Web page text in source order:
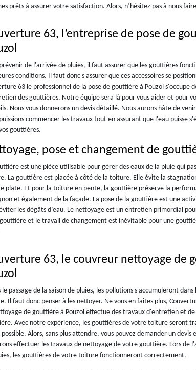
prêts à assurer votre satisfaction. Alors, n’hésitez pas à nous
63, l’entreprise de pose de
de l'arrivée de pluies, il faut assurer que les gouttières
conditions. Il faut donc s'assurer que ces accessoires se
63 le professionnel de la pose de gouttière à Pouzol s'occupe
des gouttières. Notre équipe sera là pour vous aider et pour
Nous vous donnerons un devis détaillé. Nous aurons hâte de
commencer les travaux tout en assurant que l'eau puisse
gouttières.
pose et changement de
est une pièce utilisable pour gérer des eaux de la pluie qui
La gouttière est placée à côté de la toiture. Elle évite la
plate. Et pour la toiture en pente, la gouttière préserve la
et également de la façade. La pose de la gouttière est une
les dégâts d’eau. Le nettoyage est un entretien primordial
et le travail de changement est inévitable pour une
63, le couvreur nettoyage de
le passage de la saison de pluies, les pollutions s'accumuleront
Il faut donc penser à les nettoyer. Ne vous en faites plus,
de gouttière à Pouzol effectue des travaux d'entretien et
Avec notre expérience, les gouttières de votre toiture seront
Alors, sans plus attendre, vous pouvez demander un devis
effectuer les travaux de nettoyage de votre gouttière. Lors de
les gouttières de votre toiture fonctionneront correctement.